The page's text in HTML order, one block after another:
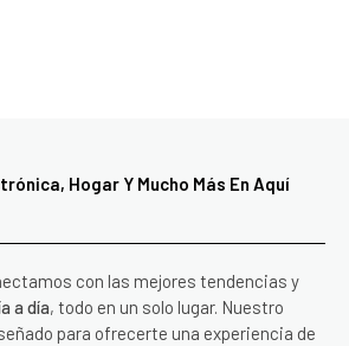
Hogar Y Mucho Más En Aquí
con las mejores tendencias y
a día, todo en un solo lugar. Nuestro
para ofrecerte una experiencia de